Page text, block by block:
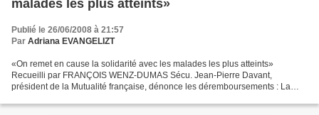
malades les plus atteints»
Publié le 26/06/2008 à 21:57
Par Adriana EVANGELIZT
«On remet en cause la solidarité avec les malades les plus atteints»
Recueilli par FRANÇOIS WENZ-DUMAS Sécu. Jean-Pierre Davant,
président de la Mutualité française, dénonce les déremboursements : La